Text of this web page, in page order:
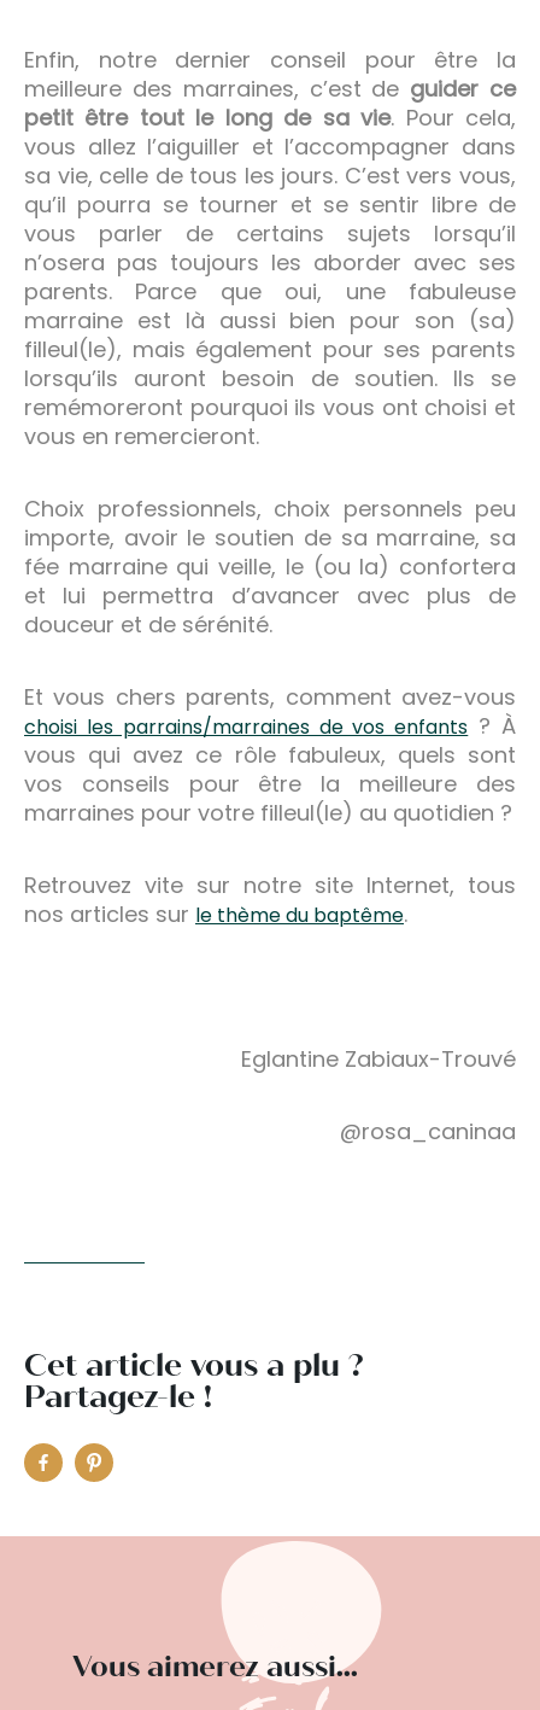
Enfin, notre dernier conseil pour être la
meilleure des marraines, c’est de guider ce
petit être tout le long de sa vie. Pour cela,
vous allez l’aiguiller et l’accompagner dans
sa vie, celle de tous les jours. C’est vers vous,
qu’il pourra se tourner et se sentir libre de
vous parler de certains sujets lorsqu’il
n’osera pas toujours les aborder avec ses
parents. Parce que oui, une fabuleuse
marraine est là aussi bien pour son (sa)
filleul(le), mais également pour ses parents
lorsqu’ils auront besoin de soutien. Ils se
remémoreront pourquoi ils vous ont choisi et
vous en remercieront.
Choix professionnels, choix personnels peu
importe, avoir le soutien de sa marraine, sa
fée marraine qui veille, le (ou la) confortera
et lui permettra d’avancer avec plus de
douceur et de sérénité.
Et vous chers parents, comment avez-vous
choisi les parrains/marraines de vos enfants ? À
vous qui avez ce rôle fabuleux, quels sont
vos conseils pour être la meilleure des
marraines pour votre filleul(le) au quotidien ?
Retrouvez vite sur notre site Internet, tous
nos articles sur le thème du baptême.
Eglantine Zabiaux-Trouvé
@rosa_caninaa
Cet article vous a plu ?
Partagez-le !
Vous aimerez aussi...